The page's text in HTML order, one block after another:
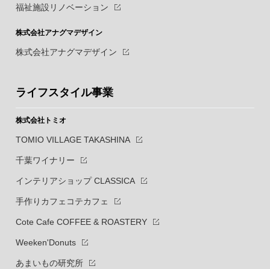
福祉施設リノベーション
株式会社アナグマデザイン
株式会社アナグマデザイン
ライフスタイル事業
株式会社トミオ
TOMIO VILLAGE TAKASHINA
千葉ワイナリー
インテリアショップ CLASSICA
手作りカフェコテカフェ
Cote Cafe COFFEE & ROASTERY
Weeken'Donuts
あまいもの研究所